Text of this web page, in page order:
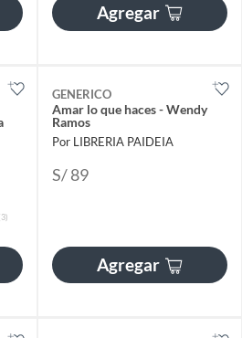
Agregar
GENERICO
Amar lo que haces - Wendy
Ramos
Por LIBRERIA PAIDEIA
S/ 89
Agregar